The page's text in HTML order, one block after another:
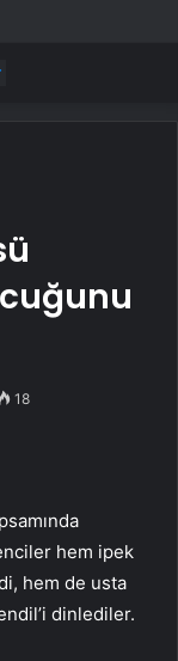
18
hem ipek
hem de usta
dinlediler.